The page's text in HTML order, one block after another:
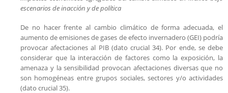
escenarios de inacción y de política
De no hacer frente al cambio climático de forma adecuada, el
aumento de emisiones de gases de efecto invernadero (GEI) podría
provocar afectaciones al PIB (dato crucial 34). Por ende, se debe
considerar que la interacción de factores como la exposición, la
amenaza y la sensibilidad provocan afectaciones diversas que no
son homogéneas entre grupos sociales, sectores y/o actividades
(dato crucial 35).